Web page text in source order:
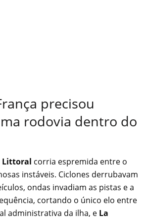
precisou
rodovia dentro do
Littoral corria espremida entre o
instáveis. Ciclones derrubavam
ondas invadiam as pistas e a
cortando o único elo entre
administrativa da ilha, e La